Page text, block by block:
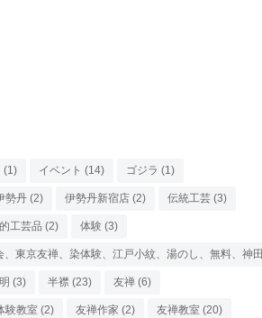
(1) イベント (14) ゴジラ (1)
勢丹 (2) 伊勢丹新宿店 (2) 伝統工芸 (3)
工芸品 (2) 体験 (3)
東京友禅、染体験、江戸小紋、湯のし、無料、神
(3) 半襟 (23) 友禅 (6)
験教室 (2) 友禅作家 (2) 友禅教室 (20)